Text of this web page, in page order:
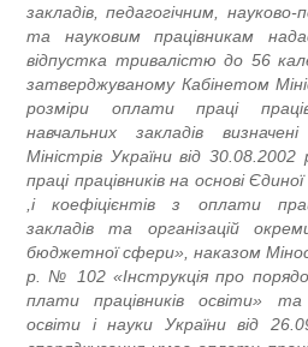
закладів, педагогічним, науково-
та науковим працівникам
відпустка тривалістю до 56
затверджуваному Кабінетом
розміри оплати праці
навчальних закладів
Міністрів України від
праці працівників на основі
і коефіцієнтів з оплати
закладів та організацій
бюджетної сфери», наказом
р. № 102 «Інструкція про
плати працівників освіти»
освіти і науки України від